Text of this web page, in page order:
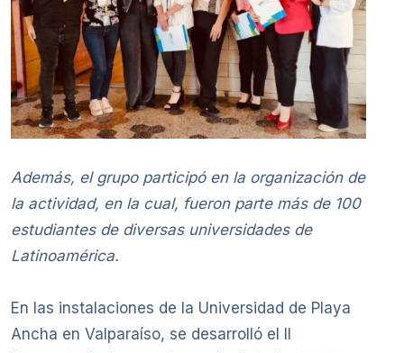
Además, el grupo participó en la organización de
la actividad, en la cual, fueron parte más de 100
estudiantes de diversas universidades de
Latinoamérica.
En las instalaciones de la Universidad de Playa
Ancha en Valparaíso, se desarrolló el II